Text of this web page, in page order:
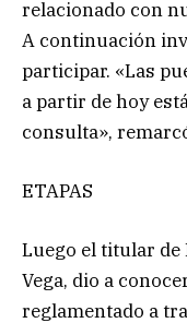
relacionado con
A continuación
participar. «Las
a partir de hoy
consulta»,
ETAPAS
Luego el titular de
Vega, dio a
reglamentado a